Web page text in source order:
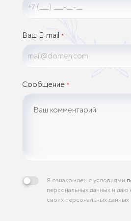
Ваш E-mail *
Сообщение *
Я ознакомлен с условиями
персональных данных и даю
своих персональных данных